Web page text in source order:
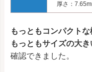
厚さ：
もっともコンパクト
もっともサイズの大
確認できました。